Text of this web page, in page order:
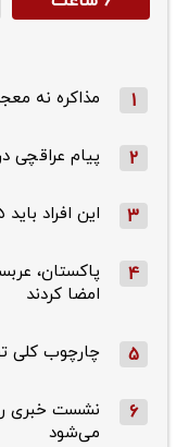
1 مذاکره نه
2 پیام عراقچی
3 این افراد باید ۵ سال بیشتر کار کنند
4
پاکستان،
امضا کردند
5 چارچوب کلی
6
نشست خبری
می‌شود